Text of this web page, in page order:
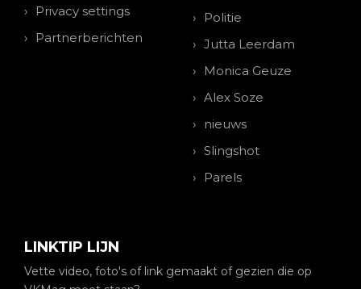
Privacy settings
Partnerberichten
Politie
Jutta Leerdam
Monica Geuze
Alex Soze
nieuws
Slingshot
Parels
LINKTIP LIJN
Vette video, foto's of link gemaakt of gezien die op